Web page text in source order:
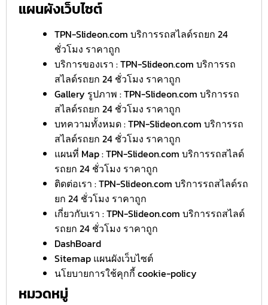
แผนผังเว็บไซต์
TPN-Slideon.com บริการรถสไลด์รถยก 24
ชั่วโมง ราคาถูก
บริการของเรา : TPN-Slideon.com บริการรถ
สไลด์รถยก 24 ชั่วโมง ราคาถูก
Gallery รูปภาพ : TPN-Slideon.com บริการรถ
สไลด์รถยก 24 ชั่วโมง ราคาถูก
บทความทั้งหมด : TPN-Slideon.com บริการรถ
สไลด์รถยก 24 ชั่วโมง ราคาถูก
แผนที่ Map : TPN-Slideon.com บริการรถสไลด์
รถยก 24 ชั่วโมง ราคาถูก
ติดต่อเรา : TPN-Slideon.com บริการรถสไลด์รถ
ยก 24 ชั่วโมง ราคาถูก
เกี่ยวกับเรา : TPN-Slideon.com บริการรถสไลด์
รถยก 24 ชั่วโมง ราคาถูก
DashBoard
Sitemap แผนผังเว็บไซต์
นโยบายการใช้คุกกี้ cookie-policy
หมวดหมู่